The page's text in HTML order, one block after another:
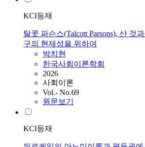
KCI등재
탈콧 파슨스(Talcott Parsons), 산 것
구의 현재성을 위하여
박치현
한국사회이론학회
2026
사회이론
Vol.- No.69
원문보기
KCI등재